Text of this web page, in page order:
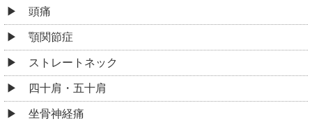
頭痛
顎関節症
ストレートネック
四十肩・五十肩
坐骨神経痛